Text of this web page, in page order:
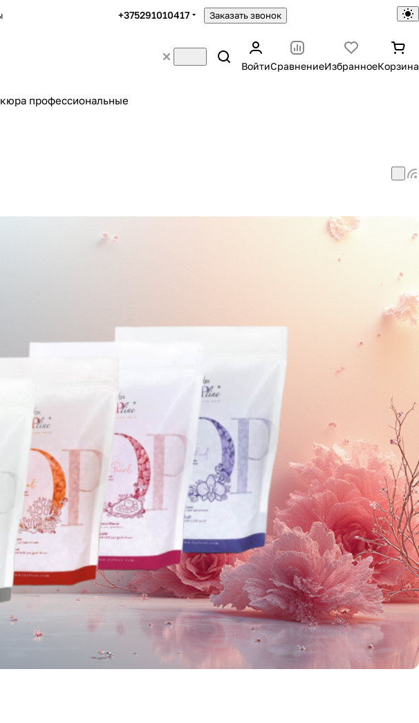
+375291010417 Заказать звонок
ВойтиСравнениеИзбранноеКорзина
профессиональные